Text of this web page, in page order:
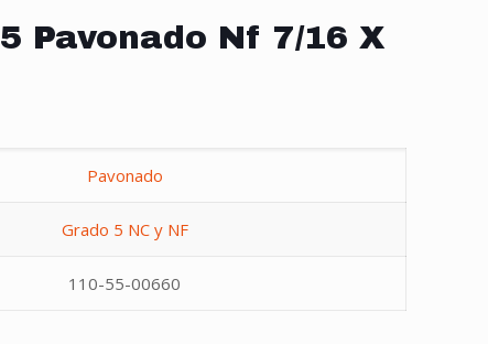
Pavonado Nf 7/16 X
Pavonado
Grado 5 NC y NF
110-55-00660